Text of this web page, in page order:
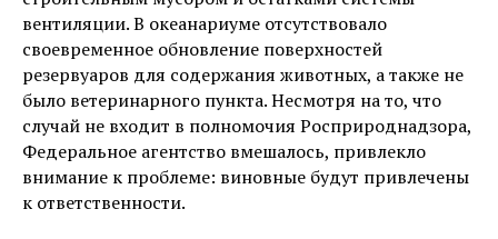
вентиляции. В океанариуме отсутствовало
своевременное обновление поверхностей
резервуаров для содержания животных, а также не
было ветеринарного пункта. Несмотря на то, что
случай не входит в полномочия Росприроднадзора,
Федеральное агентство вмешалось, привлекло
внимание к проблеме: виновные будут привлечены
к ответственности.